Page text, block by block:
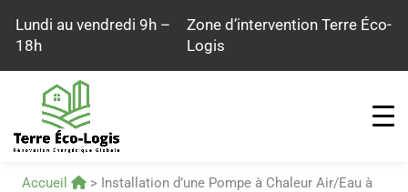
Lundi au vendredi 9h –
18h
Zone d’intervention Terre Éco-
Logis
Accueil > Installation d’une Pompe à Chaleur Air/Eau à